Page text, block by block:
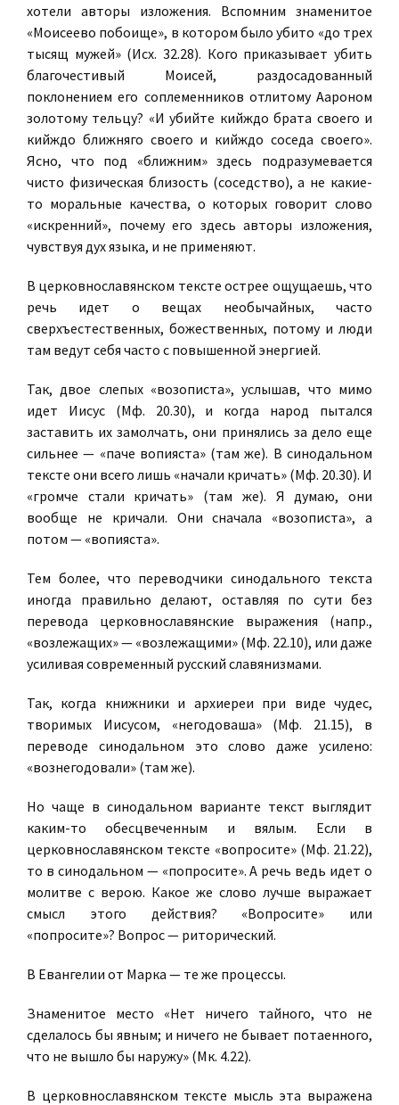
хотели авторы изложения. Вспомним знаменитое
«Моисеево побоище», в котором было убито «до трех
тысящ мужей» (Исх. 32.28). Кого приказывает убить
благочестивый Моисей, раздосадованный
поклонением его соплеменников отлитому Аароном
золотому тельцу? «И убийте кийждо брата своего и
кийждо ближняго своего и кийждо соседа своего».
Ясно, что под «ближним» здесь подразумевается
чисто физическая близость (соседство), а не какие-
то моральные качества, о которых говорит слово
«искренний», почему его здесь авторы изложения,
чувствуя дух языка, и не применяют.
В церковнославянском тексте острее ощущаешь, что
речь идет о вещах необычайных, часто
сверхъестественных, божественных, потому и люди
там ведут себя часто с повышенной энергией.
Так, двое слепых «возописта», услышав, что мимо
идет Иисус (Мф. 20.30), и когда народ пытался
заставить их замолчать, они принялись за дело еще
сильнее — «паче вопияста» (там же). В синодальном
тексте они всего лишь «начали кричать» (Мф. 20.30). И
«громче стали кричать» (там же). Я думаю, они
вообще не кричали. Они сначала «возописта», а
потом — «вопияста».
Тем более, что переводчики синодального текста
иногда правильно делают, оставляя по сути без
перевода церковнославянские выражения (напр.,
«возлежащих» — «возлежащими» (Мф. 22.10), или даже
усиливая современный русский славянизмами.
Так, когда книжники и архиереи при виде чудес,
творимых Иисусом, «негодоваша» (Мф. 21.15), в
переводе синодальном это слово даже усилено:
«вознегодовали» (там же).
Но чаще в синодальном варианте текст выглядит
каким-то обесцвеченным и вялым. Если в
церковнославянском тексте «вопросите» (Мф. 21.22),
то в синодальном — «попросите». А речь ведь идет о
молитве с верою. Какое же слово лучше выражает
смысл этого действия? «Вопросите» или
«попросите»? Вопрос — риторический.
В Евангелии от Марка — те же процессы.
Знаменитое место «Нет ничего тайного, что не
сделалось бы явным; и ничего не бывает потаенного,
что не вышло бы наружу» (Мк. 4.22).
В церковнославянском тексте мысль эта выражена